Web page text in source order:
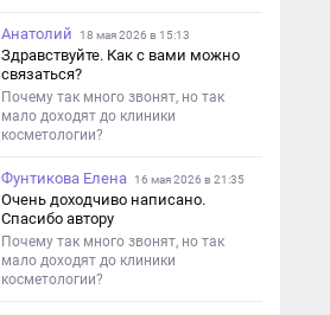
Анатолий 18 мая 2026 в 15:13
Здравствуйте. Как с вами можно
связаться?
Почему так много звонят, но так
мало доходят до клиники
косметологии?
Фунтикова Елена 16 мая 2026 в 21:35
Очень доходчиво написано.
Спасибо автору
Почему так много звонят, но так
мало доходят до клиники
косметологии?